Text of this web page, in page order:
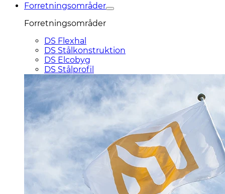
Forretningsområder
Forretningsområder
DS Flexhal
DS Stålkonstruktion
DS Elcobyg
DS Stålprofil